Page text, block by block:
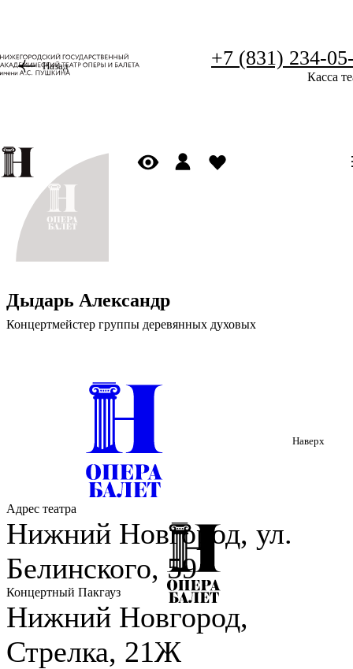
+7 (831) 234-
Касса
Назад
Дыдарь Александр
Концертмейстер группы деревянных духовых
Наверх
Адрес театра
Нижний Новгород, ул.
Белинского, 59
Концертный Пакгауз
Нижний Новгород,
Стрелка, 21Ж